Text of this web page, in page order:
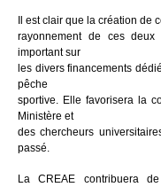
Il est clair que la création de
rayonnement de ces
important sur
les divers financements
pêche
sportive. Elle favorisera la
Ministère et
des chercheurs
passé.
La CREAE contribuera